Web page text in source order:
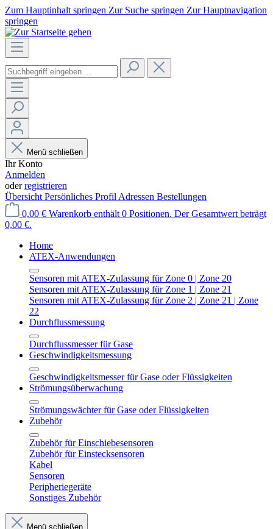
Zum Hauptinhalt springen Zur Suche springen Zur Hauptnavigation
springen
Menü schließen
Ihr Konto
Anmelden
oderregistrieren
Übersicht Persönliches Profil Adressen Bestellungen
0,00 € Warenkorb enthält 0 Positionen. Der Gesamtwert beträgt
0,00 €.
Home
ATEX-Anwendungen
Sensoren mit ATEX-Zulassung für Zone 0 | Zone 20
Sensoren mit ATEX-Zulassung für Zone 1 | Zone 21
Sensoren mit ATEX-Zulassung für Zone 2 | Zone 21 | Zone
22
Durchflussmessung
Durchflussmesser für Gase
Geschwindigkeitsmessung
Geschwindigkeitsmesser für Gase oder Flüssigkeiten
Strömungsüberwachung
Strömungswächter für Gase oder Flüssigkeiten
Zubehör
Zubehör für Einschiebesensoren
Zubehör für Einstecksensoren
Kabel
Sensoren
Peripheriegeräte
Sonstiges Zubehör
Menü schließen